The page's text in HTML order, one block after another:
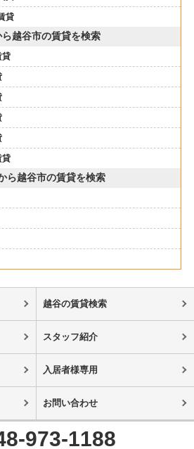
貸
越谷市の賃貸を検索
貸
貸
ら越谷市の賃貸を検索
越谷の賃貸検索
スタッフ紹介
入居者様専用
お問い合わせ
973-1188